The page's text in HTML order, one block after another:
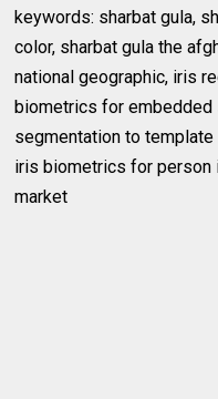
keywords: sharbat gula,
color, sharbat gula the
national geographic, iris
biometrics for
segmentation to
iris biometrics for
market